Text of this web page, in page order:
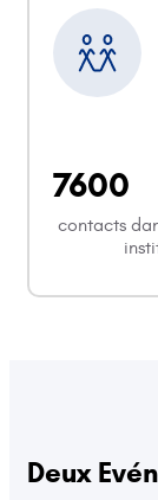
7600
contacts
Deux